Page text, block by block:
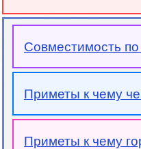
Совместимость по
Приметы к чему
Приметы к чему